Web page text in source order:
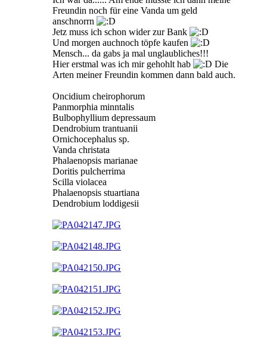
Freundin noch für eine Vanda um geld
anschnorrn
Jetz muss ich schon wider zur Bank
Und morgen auchnoch töpfe kaufen
Mensch... da gabs ja mal unglaubliches!!!
Hier erstmal was ich mir gehohlt hab
Die
Arten meiner Freundin kommen dann bald auch.
Oncidium cheirophorum
Panmorphia minntalis
Bulbophyllium depressaum
Dendrobium trantuanii
Ornichocephalus sp.
Vanda christata
Phalaenopsis marianae
Doritis pulcherrima
Scilla violacea
Phalaenopsis stuartiana
Dendrobium loddigesii